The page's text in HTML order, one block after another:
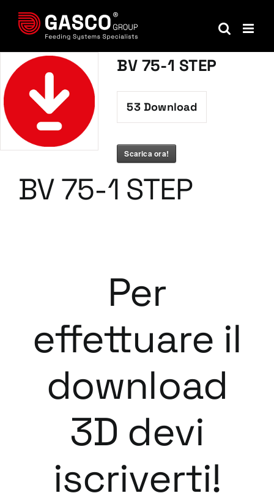
contenuto
BV 75-1 STEP
53Download
Scarica ora!
BV 75-1 STEP
Per
effettuare il
download
3D devi
iscriverti!